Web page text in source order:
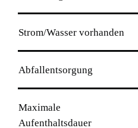
Strom/Wasser vorhanden
Abfallentsorgung
Maximale
Aufenthaltsdauer